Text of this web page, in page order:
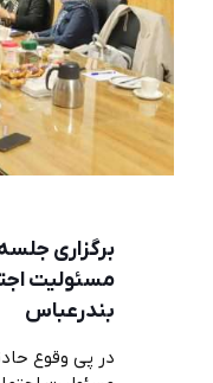
برگزاری
مسئولیت
بندرعباس
در پی وقوع